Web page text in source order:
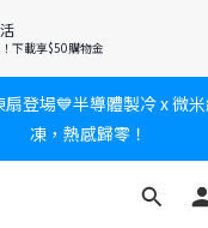
下載享$50購物金
購物金✨再享消費回饋
件9折✨刮鬍刀、按摩家電
🎀給爸爸一個驚喜大禮包
登場💙半導體製冷 x 微
凍，熱感歸零！
購物金✨再享消費回饋